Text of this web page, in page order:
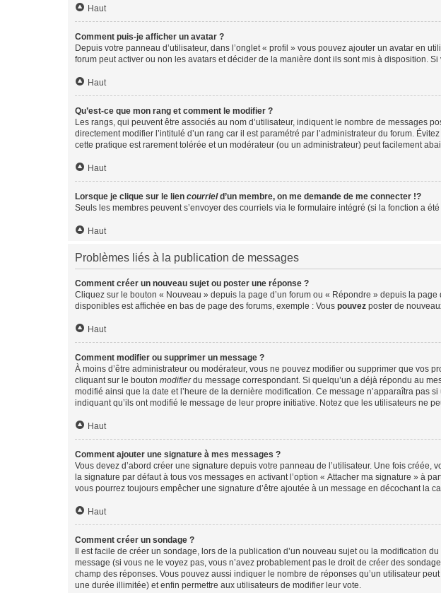
Haut
Comment puis-je afficher un avatar ?
Depuis votre panneau d’utilisateur, dans l’onglet « profil » vous pouvez ajouter un avatar en
forum peut activer ou non les avatars et décider de la manière dont ils sont mis à disposition.
Haut
Qu’est-ce que mon rang et comment le modifier ?
Les rangs, qui peuvent être associés au nom d’utilisateur, indiquent le nombre de messages
directement modifier l’intitulé d’un rang car il est paramétré par l’administrateur du forum.
cette pratique est rarement tolérée et un modérateur (ou un administrateur) peut facilement
Haut
Lorsque je clique sur le lien courrield’un membre, on me demande de me connecter !?
Seuls les membres peuvent s’envoyer des courriels via le formulaire intégré (si la fonction a
Haut
Problèmes liés à la publication de messages
Comment créer un nouveau sujet ou poster une réponse ?
Cliquez sur le bouton « Nouveau » depuis la page d’un forum ou « Répondre » depuis la
disponibles est affichée en bas de page des forums, exemple : Vous pouvez poster de
Haut
Comment modifier ou supprimer un message ?
À moins d’être administrateur ou modérateur, vous ne pouvez modifier ou supprimer que
cliquant sur le bouton modifierdu message correspondant. Si quelqu’un a déjà répondu au
modifié ainsi que la date et l’heure de la dernière modification. Ce message n’apparaîtra
indiquant qu’ils ont modifié le message de leur propre initiative. Notez que les utilisateurs ne
Haut
Comment ajouter une signature à mes messages ?
Vous devez d’abord créer une signature depuis votre panneau de l’utilisateur. Une fois créée,
la signature par défaut à tous vos messages en activant l’option « Attacher ma signature » à
vous pourrez toujours empêcher une signature d’être ajoutée à un message en décochant la
Haut
Comment créer un sondage ?
Il est facile de créer un sondage, lors de la publication d’un nouveau sujet ou la modification
message (si vous ne le voyez pas, vous n’avez probablement pas le droit de créer des
champ des réponses. Vous pouvez aussi indiquer le nombre de réponses qu’un utilisateur
une durée illimitée) et enfin permettre aux utilisateurs de modifier leur vote.